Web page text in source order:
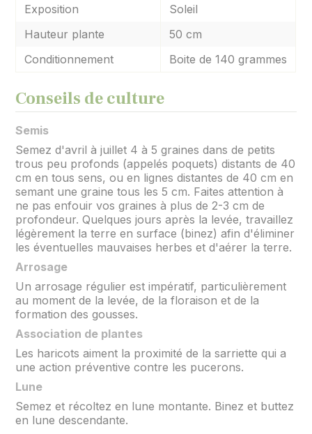
Exposition
Soleil
Hauteur plante
50 cm
Conditionnement
Boite de 140 grammes
Conseils de culture
Semis
Semez d'avril à juillet 4 à 5 graines dans de petits
trous peu profonds (appelés poquets) distants de 40
cm en tous sens, ou en lignes distantes de 40 cm en
semant une graine tous les 5 cm. Faites attention à
ne pas enfouir vos graines à plus de 2-3 cm de
profondeur. Quelques jours après la levée, travaillez
légèrement la terre en surface (binez) afin d'éliminer
les éventuelles mauvaises herbes et d'aérer la terre.
Arrosage
Un arrosage régulier est impératif, particulièrement
au moment de la levée, de la floraison et de la
formation des gousses.
Association de plantes
Les haricots aiment la proximité de la sarriette qui a
une action préventive contre les pucerons.
Lune
Semez et récoltez en lune montante. Binez et buttez
en lune descendante.